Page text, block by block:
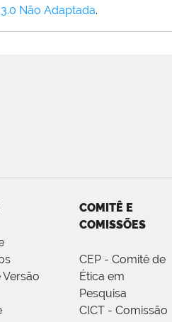
Não Adaptada.
Versão
COMITÊ E
COMISSÕES
CEP - Comitê de
Ética em
Pesquisa
CICT - Comissão